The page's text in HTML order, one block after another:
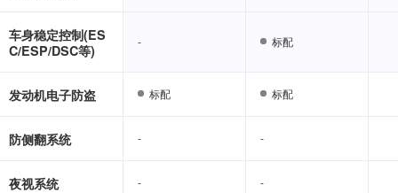
车身稳定控制(ES
C/ESP/DSC等)
- 标配
发动机电子防盗 标配 标配
防侧翻系统 - -
夜视系统 - -
- 标配
标配 标配
- -
- -